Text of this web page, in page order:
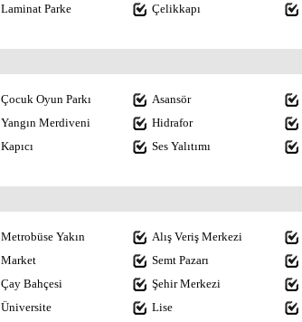
Laminat Parke Çelikkapı
Çocuk Oyun Parkı Asansör
Yangın Merdiveni Hidrafor
Kapıcı Ses Yalıtımı
Metrobüse Yakın Alış Veriş Merkezi
Market Semt Pazarı
Çay Bahçesi Şehir Merkezi
Üniversite Lise